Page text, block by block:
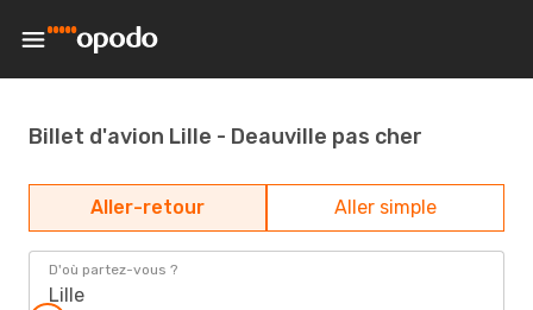
Billet d'avion Lille - Deauville pas cher
Aller-retour Aller simple
D'où partez-vous ?
Lille